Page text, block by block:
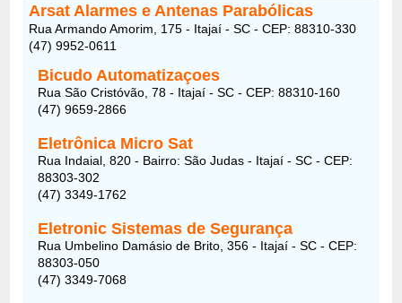
Arsat Alarmes e Antenas Parabólicas
Rua Armando Amorim, 175 - Itajaí - SC - CEP: 88310-330
(47) 9952-0611
Bicudo Automatizaçoes
Rua São Cristóvão, 78 - Itajaí - SC - CEP: 88310-160
(47) 9659-2866
Eletrônica Micro Sat
Rua Indaial, 820 - Bairro: São Judas - Itajaí - SC - CEP:
88303-302
(47) 3349-1762
Eletronic Sistemas de Segurança
Rua Umbelino Damásio de Brito, 356 - Itajaí - SC - CEP:
88303-050
(47) 3349-7068